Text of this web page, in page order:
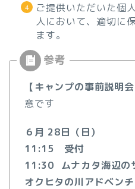
ご提供いただいた個
人において、適切に
ます。
【キャンプの事前説明会
意です
６月 28日（日）
11:15 受付
11:30 ムナカタ海辺の
オクヒタの川アドベン